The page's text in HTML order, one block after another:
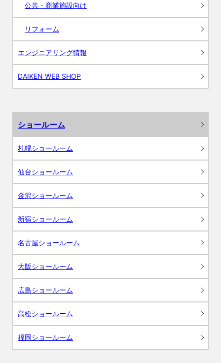
公共・商業施設向け
リフォーム
エンジニアリング情報
DAIKEN WEB SHOP
ショールーム
札幌ショールーム
仙台ショールーム
金沢ショールーム
新宿ショールーム
名古屋ショールーム
大阪ショールーム
広島ショールーム
高松ショールーム
福岡ショールーム